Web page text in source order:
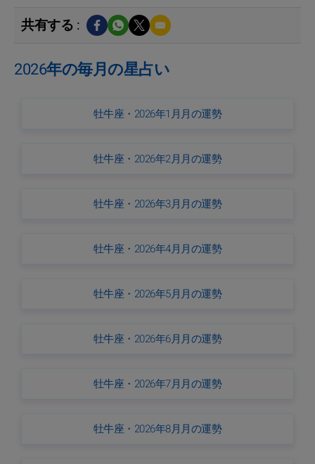
共有する :
2026年の毎月の星占い
牡牛座・2026年1月月の運勢
牡牛座・2026年2月月の運勢
牡牛座・2026年3月月の運勢
牡牛座・2026年4月月の運勢
牡牛座・2026年5月月の運勢
牡牛座・2026年6月月の運勢
牡牛座・2026年7月月の運勢
牡牛座・2026年8月月の運勢